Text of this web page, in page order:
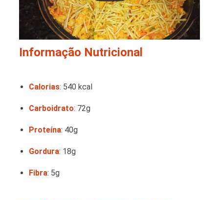
Informação Nutricional
Calorias: 540 kcal
Carboidrato: 72g
Proteína: 40g
Gordura: 18g
Fibra: 5g